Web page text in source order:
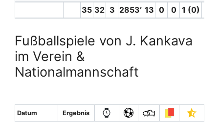
35 32 3 2853′ 13 0 0 1 (0)
Fußballspiele von J. Kankava
im Verein &
Nationalmannschaft
Datum Ergebnis